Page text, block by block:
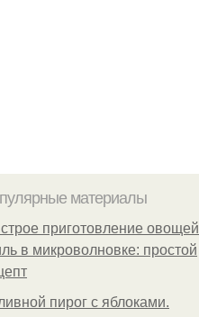
материалы
приготовление овощей
в микроволновке: простой
пирог с яблоками.